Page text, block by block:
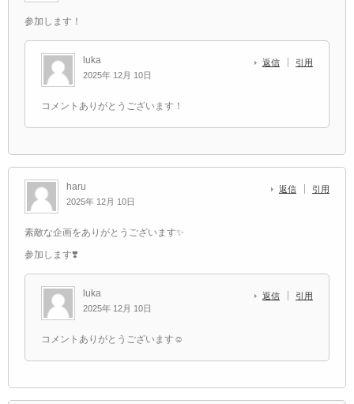
参加します！
luka
2025年 12月 10日
返信 引用
コメントありがとうございます！
haru
2025年 12月 10日
返信 引用
素敵な企画をありがとうございます✨
参加します❣️
luka
2025年 12月 10日
返信 引用
コメントありがとうございます☺️